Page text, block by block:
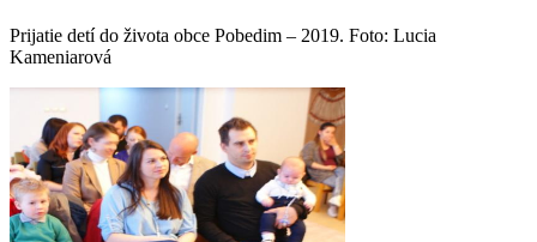
Prijatie detí do života obce Pobedim – 2019. Foto: Lucia
Kameniarová